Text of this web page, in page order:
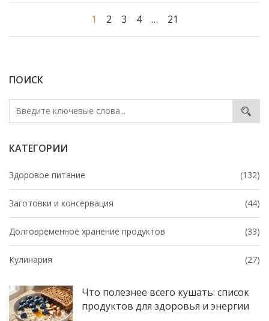
ПОИСК
КАТЕГОРИИ
Здоровое питание (132)
Заготовки и консервация (44)
Долговременное хранение продуктов (33)
Кулинария (27)
Что полезнее всего кушать: список
продуктов для здоровья и энергии
1 2 3 4 … 21